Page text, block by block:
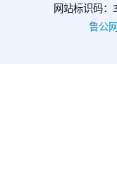
网站标识码
鲁公